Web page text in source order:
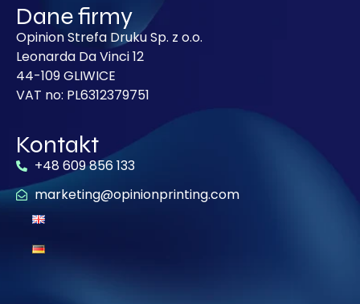
Dane firmy
Opinion Strefa Druku Sp. z o.o.
Leonarda Da Vinci 12
44-109 GLIWICE
VAT no: PL6312379751
Kontakt
+48 609 856 133
marketing@opinionprinting.com